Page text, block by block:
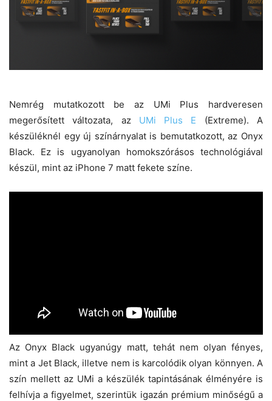
Nemrég mutatkozott be az UMi Plus hardveresen
megerősített változata, az UMi Plus E (Extreme). A
készüléknél egy új színárnyalat is bemutatkozott, az Onyx
Black. Ez is ugyanolyan homokszórásos technológiával
készül, mint az iPhone 7 matt fekete színe.
Az Onyx Black ugyanúgy matt, tehát nem olyan fényes,
mint a Jet Black, illetve nem is karcolódik olyan könnyen. A
szín mellett az UMi a készülék tapintásának élményére is
felhívja a figyelmet, szerintük igazán prémium minőségű a